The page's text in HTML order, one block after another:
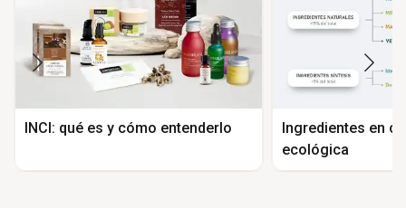
INCI: qué es y cómo entenderlo
Ingredientes en
ecológica